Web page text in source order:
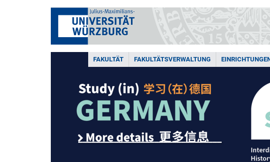
FAKULTÄT FAKULTÄTSVERWALTUNG
________________________________